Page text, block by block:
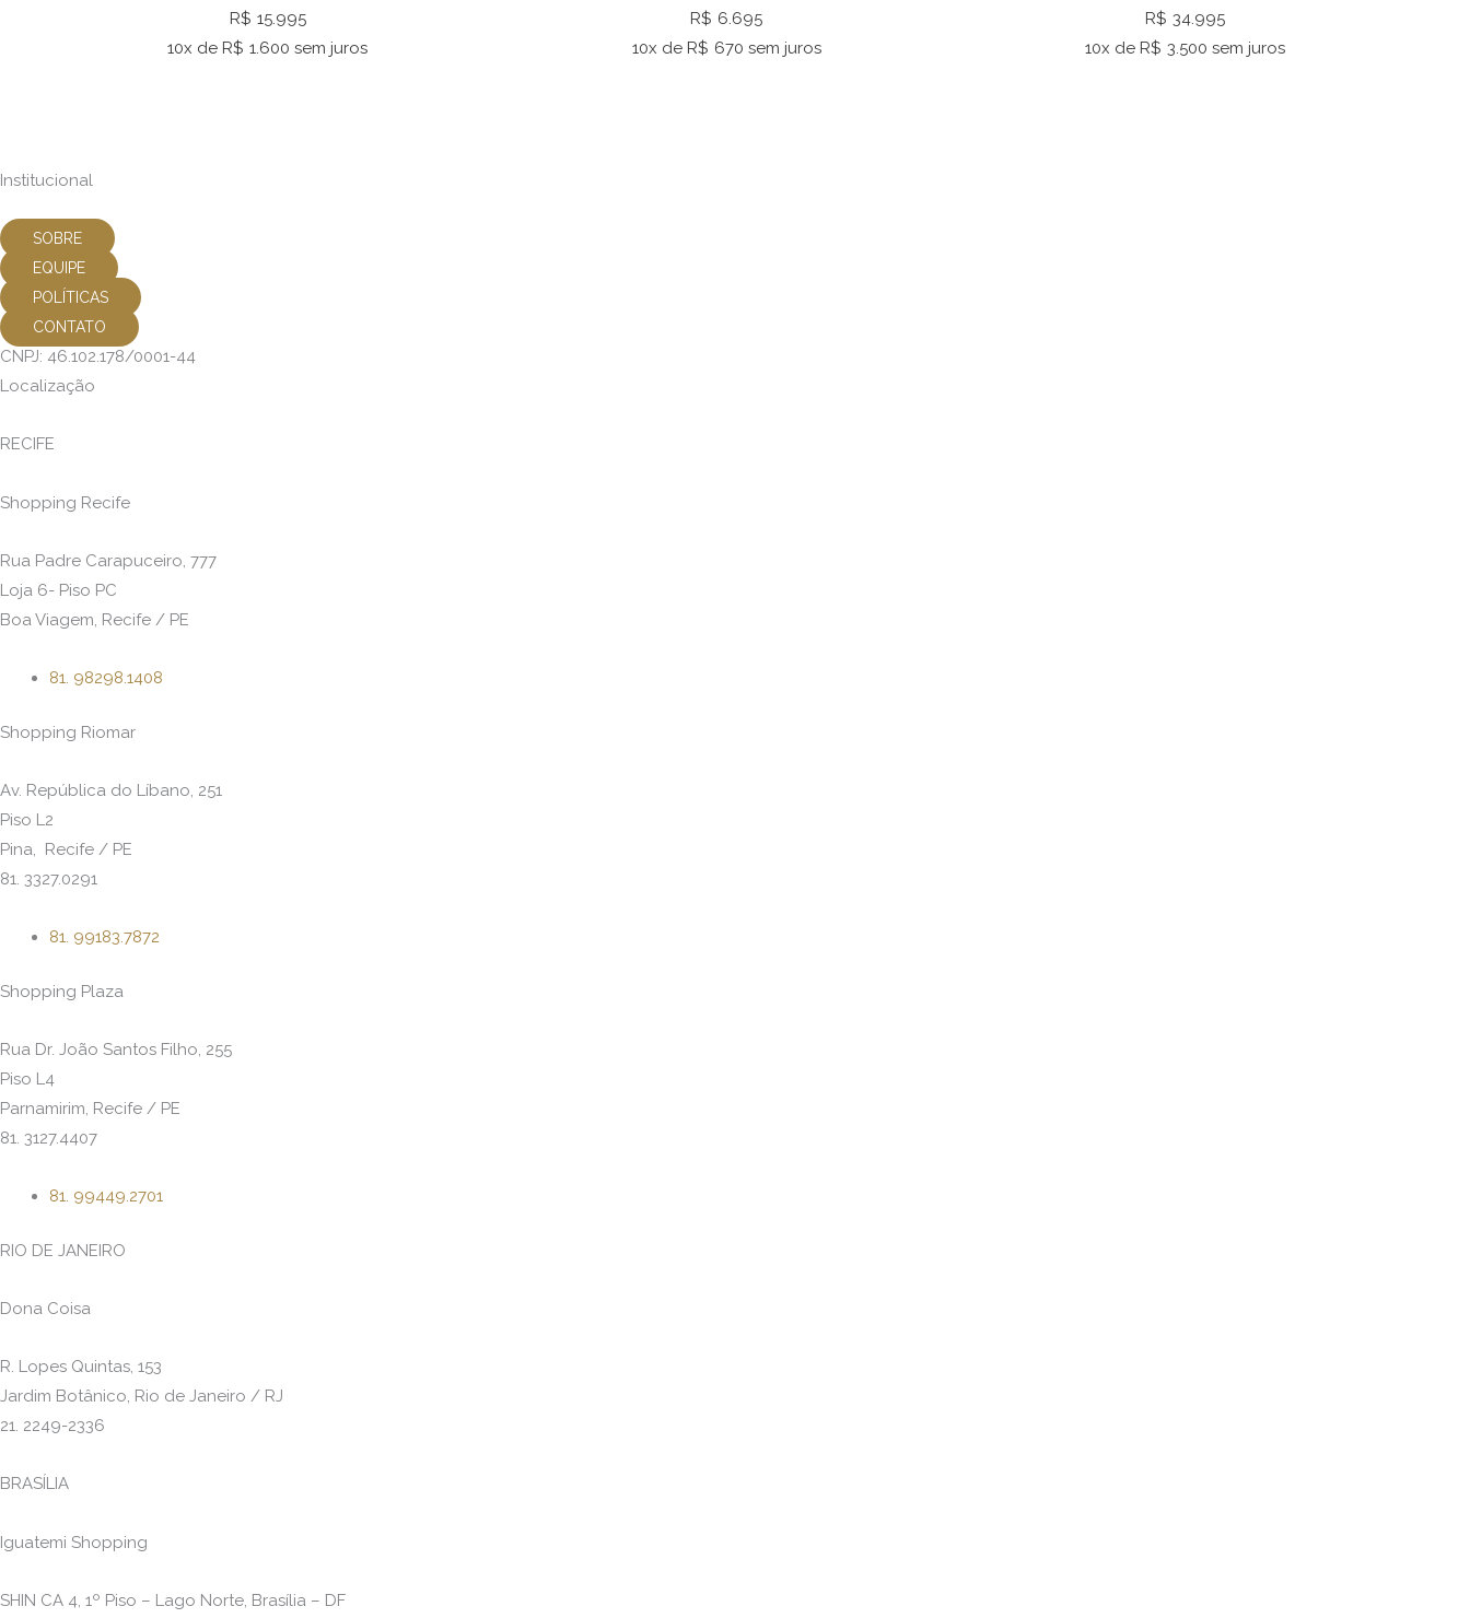
R$ 15.995
10x de R$ 1.600 sem juros
R$ 6.695
10x de R$ 670 sem juros
R$ 34.995
10x de R$ 3.500 sem juros
Institucional
SOBRE
EQUIPE
POLÍTICAS
CONTATO
CNPJ: 46.102.178/0001-44
Localização
RECIFE
Shopping Recife
Rua Padre Carapuceiro, 777
Loja 6- Piso PC
Boa Viagem, Recife / PE
81. 98298.1408
Shopping Riomar
Av. República do Líbano, 251
Piso L2
Pina, Recife / PE
81. 3327.0291
81. 99183.7872
Shopping Plaza
Rua Dr. João Santos Filho, 255
Piso L4
Parnamirim, Recife / PE
81. 3127.4407
81. 99449.2701
RIO DE JANEIRO
Dona Coisa
R. Lopes Quintas, 153
Jardim Botânico, Rio de Janeiro / RJ
21. 2249-2336
BRASÍLIA
Iguatemi Shopping
SHIN CA 4, 1º Piso – Lago Norte, Brasília – DF